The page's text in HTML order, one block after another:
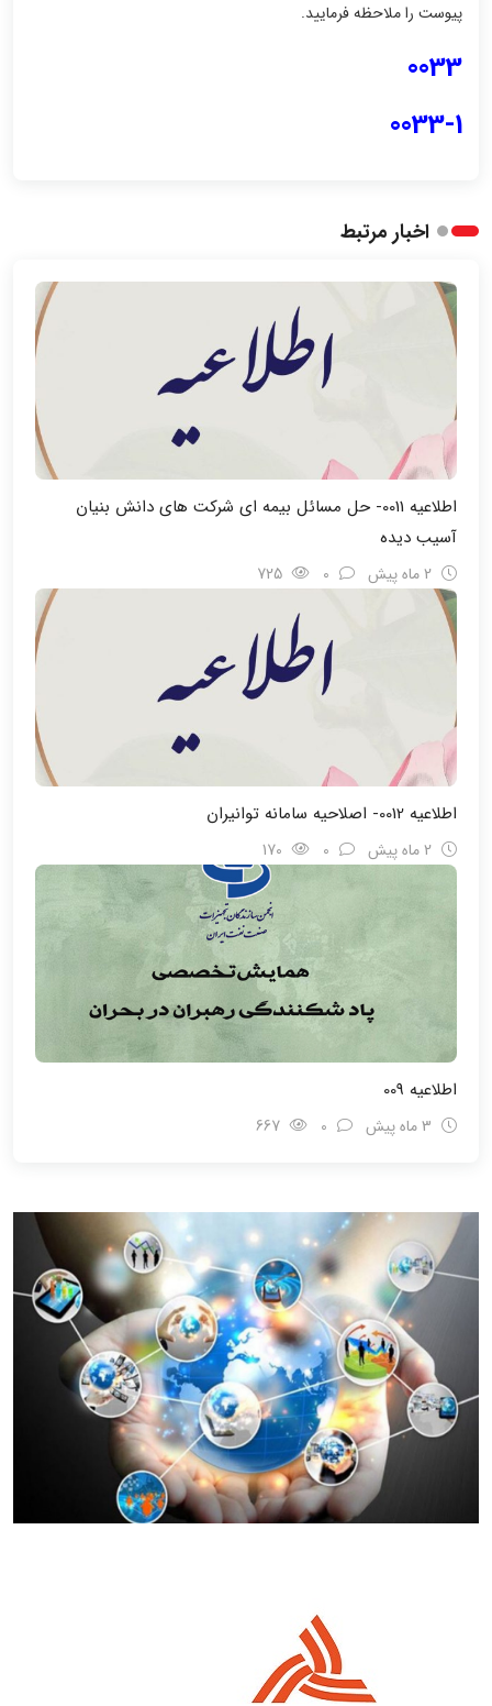
پیوست را ملاحظه فرمایید.
0033
0033-1
اخبار مرتبط
اطلاعیه 0011- حل مسائل بیمه ای شرکت های دانش بنیان
آسیب دیده
اطلاعیه 0012- اصلاحیه سامانه توانیران
اطلاعیه 009